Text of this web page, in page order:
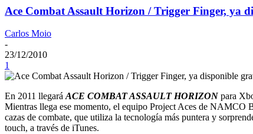
Ace Combat Assault Horizon / Trigger Finger, ya
Carlos Moio
-
23/12/2010
1
En 2011 llegaráACE COMBAT ASSAULT HORIZON para
Mientras llega ese momento, el equipo Project Aces de NAMCO
cazas de combate, que utiliza la tecnología más puntera y
touch, a través de iTunes.